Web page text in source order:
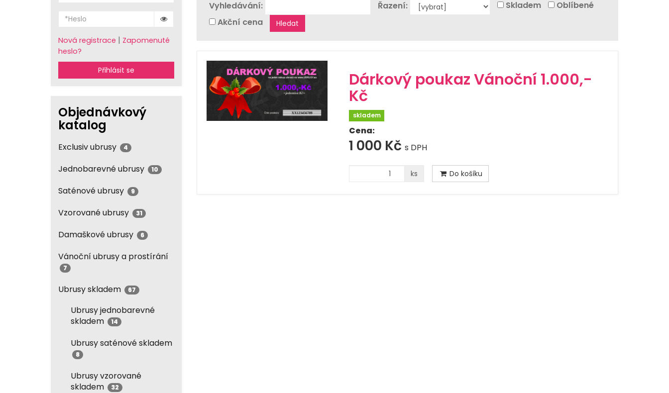
Nová registrace | Zapomenuté
heslo?
Přihlásit se
Objednávkový
katalog
Exclusiv ubrusy 4
Jednobarevné ubrusy 10
Saténové ubrusy 9
Vzorované ubrusy 31
Damaškové ubrusy 6
Vánoční ubrusy a prostírání
7
Ubrusy skladem 67
Ubrusy jednobarevné
skladem
14
Ubrusy saténové skladem
8
Ubrusy vzorované
skladem
32
Vyhledávání: Řazení: Skladem
Oblíbené
Akční cena
Hledat
Dárkový poukaz Vánoční 1.000,-
Kč
skladem
Cena:
1 000 Kčs DPH
ks Do košíku